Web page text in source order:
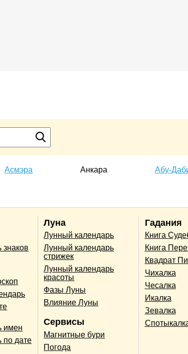
Асмэра Анкара Абу-
знаков
имен
по дате
Луна
Лунный календарь
Лунный календарь
стрижек
Лунный календарь
красоты
Фазы Луны
Влияние Луны
Сервисы
Магнитные бури
Погода
Гадания
Книга
Книга
Квадрат
Чихалка
Чесалка
Икалка
Зевалка